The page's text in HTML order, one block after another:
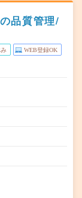
品質管理/
WEB登録OK